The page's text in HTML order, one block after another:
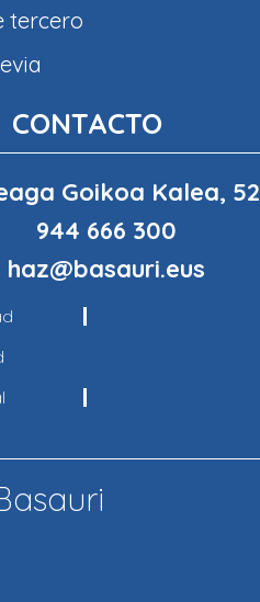
tercero
CONTACTO
Goikoa Kalea, 52
944 666 300
haz@basauri.eus